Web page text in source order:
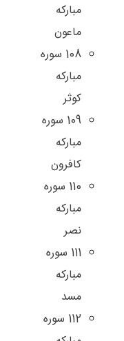
مباركه
ماعون
108 سوره
مباركه
كوثر
109 سوره
مباركه
كافرون
110 سوره
مباركه
نصر
111 سوره
مباركه
مسد
112 سوره